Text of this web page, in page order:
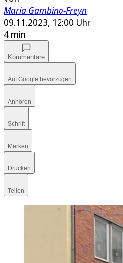
Maria Gambino-Freyn
09.11.2023, 12:00 Uhr
4 min
Kommentare
Auf Google bevorzugen
Anhören
Schrift
Merken
Drucken
Teilen